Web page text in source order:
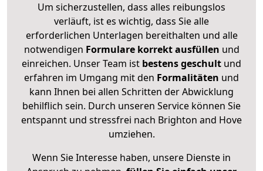
Um sicherzustellen, dass alles reibungslos
verläuft, ist es wichtig, dass Sie alle
erforderlichen Unterlagen bereithalten und alle
notwendigen Formulare korrekt ausfüllen und
einreichen. Unser Team ist bestens geschult und
erfahren im Umgang mit den Formalitäten und
kann Ihnen bei allen Schritten der Abwicklung
behilflich sein. Durch unseren Service können Sie
entspannt und stressfrei nach Brighton and Hove
umziehen.
Wenn Sie Interesse haben, unsere Dienste in